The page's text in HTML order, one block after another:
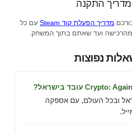
התקנה
מדריך הפעלת קוד Steam
עם כל
ועד שאתם בתוך המשחק.
נפוצות
ובכל העולם, עם אספקה